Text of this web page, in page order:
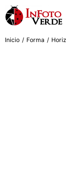
Inicio / Forma /